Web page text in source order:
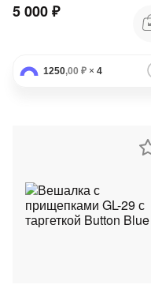
5 000 ₽
1250,00 ₽ × 4